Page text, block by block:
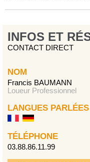
INFOS ET
CONTACT DIRECT
NOM
Francis BAUMANN
Loueur Professionnel
LANGUES PARLÉES
TÉLÉPHONE
03.88.86.11.99